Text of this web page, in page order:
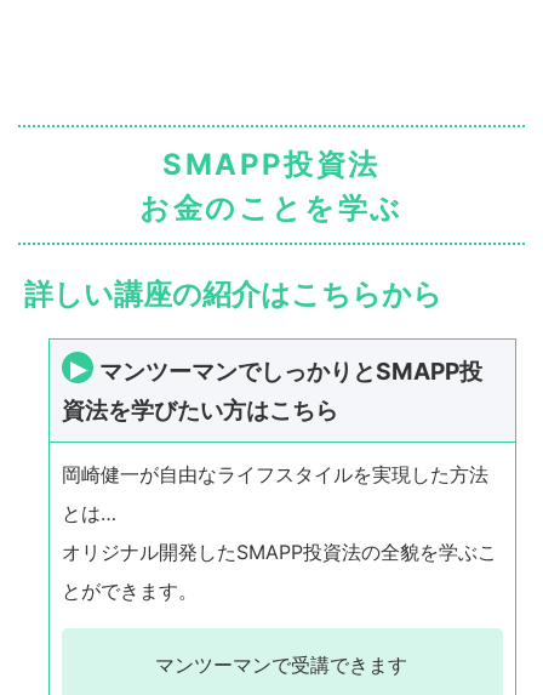
SMAPP投資法
お金のことを学ぶ
詳しい講座の紹介はこちらから
マンツーマンでしっかりとSMAPP投
資法を学びたい方はこちら
岡崎健一が自由なライフスタイルを実現した方法
とは…
オリジナル開発したSMAPP投資法の全貌を学ぶこ
とができます。
マンツーマンで受講できます